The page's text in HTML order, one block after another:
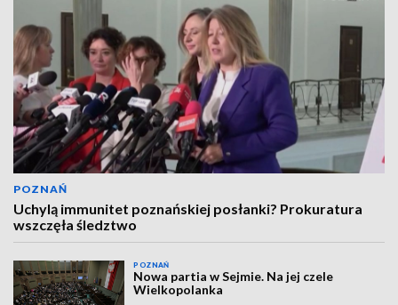
POZNAŃ
Uchylą immunitet poznańskiej posłanki? Prokuratura
wszczęła śledztwo
POZNAŃ
Nowa partia w Sejmie. Na jej czele
Wielkopolanka